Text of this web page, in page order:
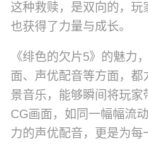
这种救赎，是双向的，
也获得了力量与成长。
《绯色的欠片5》的魅力
面、声优配音等方面，
景音乐，能够瞬间将玩
CG画面，如同一幅幅流
力的声优配音，更是为每